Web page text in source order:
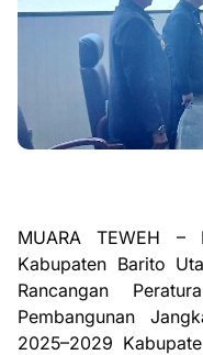
MUARA TEWEH –
Kabupaten Barito
Rancangan
Pembangunan
2025–2029